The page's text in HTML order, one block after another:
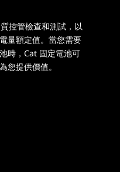
控管檢查和測試，以
量額定值。當您需要
時，Cat 固定電池可
您提供價值。